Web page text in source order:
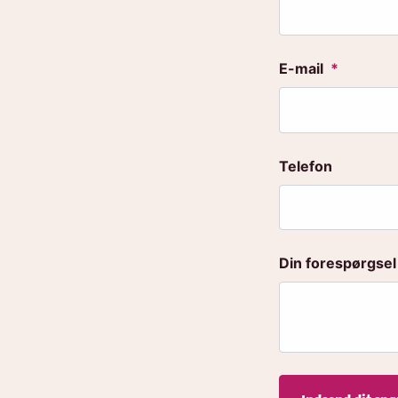
E-mail *
Telefon
Din forespørgsel